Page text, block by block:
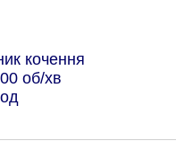
кочення
об/хв